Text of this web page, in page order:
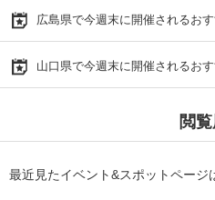
広島県で今週末に開催されるお
山口県で今週末に開催されるお
閲
最近見たイベント&スポットページ